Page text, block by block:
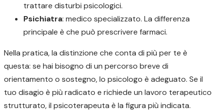
trattare disturbi psicologici.
Psichiatra: medico specializzato. La differenza
principale è che può prescrivere farmaci.
Nella pratica, la distinzione che conta di più per te è
questa: se hai bisogno di un percorso breve di
orientamento o sostegno, lo psicologo è adeguato. Se il
tuo disagio è più radicato e richiede un lavoro terapeutico
strutturato, il psicoterapeuta è la figura più indicata.